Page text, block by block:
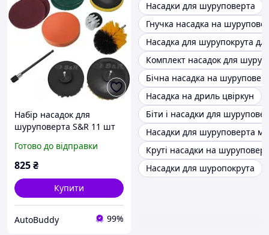
Набір насадок для
шуруповерта S&R 11 шт
Готово до відправки
825₴
Купити
AutoBuddy 99%
Насадки для шуруповерта
Гнучка насадка на
Насадка для шурупокрута
Комплект насадок для
Бічна насадка на
Насадка на дриль цвіркун
Біти і насадки для
Насадки для шуруповерта
Круті насадки на шуруповерт
Насадки для шуропокрута